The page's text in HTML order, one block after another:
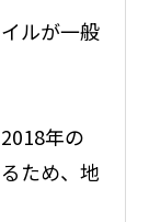
ルが一般
年の
ため、地